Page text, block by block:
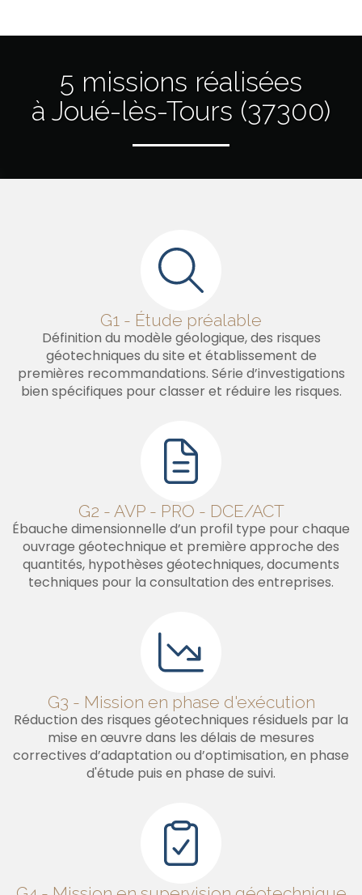
5 missions réalisées
à Joué-lès-Tours (37300)
G1 - Étude préalable
Définition du modèle géologique, des risques
géotechniques du site et établissement de
premières recommandations. Série d’investigations
bien spécifiques pour classer et réduire les risques.
G2 - AVP - PRO - DCE/ACT
Ébauche dimensionnelle d’un profil type pour chaque
ouvrage géotechnique et première approche des
quantités, hypothèses géotechniques, documents
techniques pour la consultation des entreprises.
G3 - Mission en phase d'exécution
Réduction des risques géotechniques résiduels par la
mise en œuvre dans les délais de mesures
correctives d’adaptation ou d’optimisation, en phase
d'étude puis en phase de suivi.